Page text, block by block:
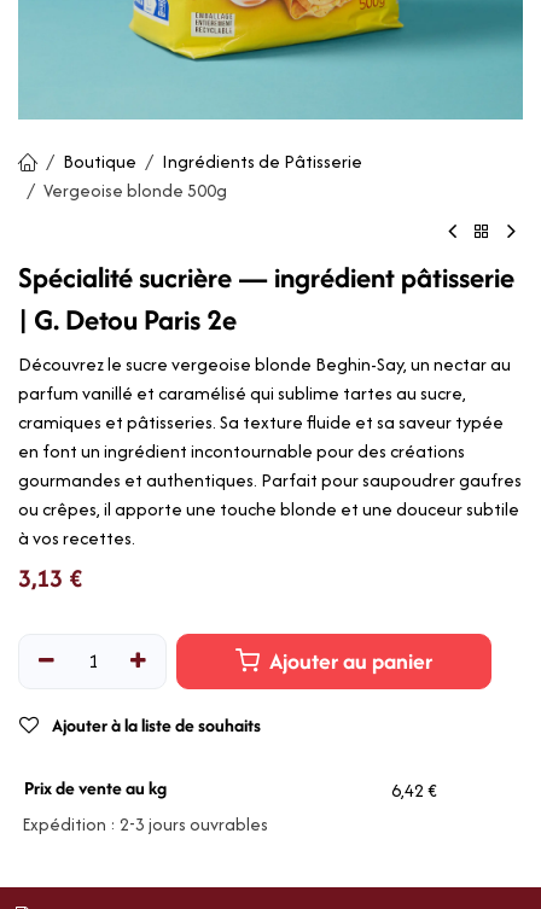
Boutique
Ingrédients de Pâtisserie
Vergeoise blonde 500g
Spécialité sucrière — ingrédient pâtisserie
| G. Detou Paris 2e
Découvrez le sucre vergeoise blonde Beghin-Say, un nectar au
parfum vanillé et caramélisé qui sublime tartes au sucre,
cramiques et pâtisseries. Sa texture fluide et sa saveur typée
en font un ingrédient incontournable pour des créations
gourmandes et authentiques. Parfait pour saupoudrer gaufres
ou crêpes, il apporte une touche blonde et une douceur subtile
à vos recettes.
3,13 €
Ajouter au panier
Ajouter à la liste de souhaits
Prix de vente au kg
6,42 €
Expédition : 2-3 jours ouvrables